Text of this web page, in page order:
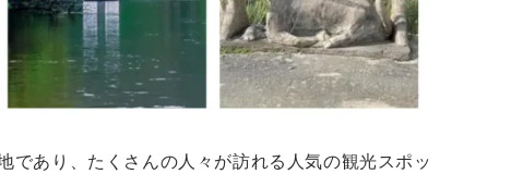
であり、たくさんの人々が訪れる人気の観光スポッ